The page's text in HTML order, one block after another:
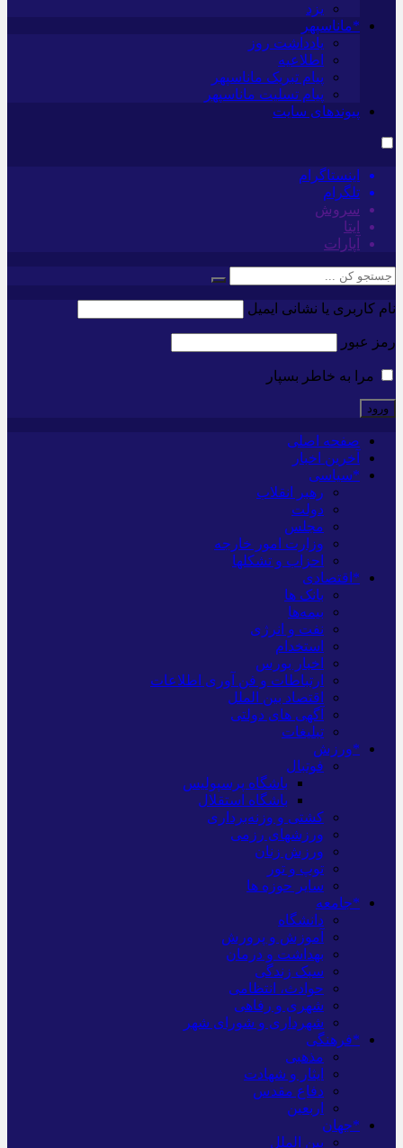
یزد
*ماناسپهر
یادداشت روز
اطلاعیه
پیام تبریک ماناسپهر
پیام تسلیت ماناسپهر
پیوندهای سایت
اینستاگرام
تلگرام
سروش
ایتا
آپارات
نام کاربری یا نشانی ایمیل
رمز عبور
مرا به خاطر بسپار
صفحه اصلی
آخرین اخبار
*سیاسی
رهبر انقلاب
دولت
مجلس
وزارت امور خارجه
احزاب و تشکلها
*اقتصادی
بانک ها
بیمه‌ها
نفت و انرژی
استخدام
اخبار بورس
ارتباطات و فن آوری اطلاعات
اقتصاد بین الملل
آگهی های دولتی
تبلیغات
*ورزش
فوتبال
باشگاه پرسپولیس
باشگاه استقلال
کشتی و وزنه‌برداری
ورزشهای رزمی
ورزش زنان
توپ و تور
سایر حوزه ها
*جامعه
دانشگاه
آموزش و پرورش
بهداشت و درمان
سبک زندگی
حوادث، انتظامی
شهری و رفاهی
شهرداری و شورای شهر
*فرهنگی
مذهبی
ایثار و شهادت
دفاع مقدس
اربعین
*جهان
بین الملل